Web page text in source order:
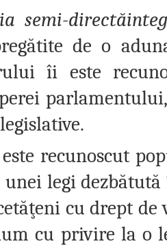
semi-
de o
îi este
recunoscut
unei legi
cu drept
cu privire la o